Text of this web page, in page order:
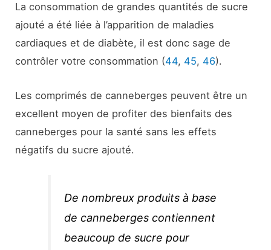
La consommation de grandes quantités de sucre
ajouté a été liée à l’apparition de maladies
cardiaques et de diabète, il est donc sage de
contrôler votre consommation (44, 45, 46).
Les comprimés de canneberges peuvent être un
excellent moyen de profiter des bienfaits des
canneberges pour la santé sans les effets
négatifs du sucre ajouté.
De nombreux produits à base
de canneberges contiennent
beaucoup de sucre pour